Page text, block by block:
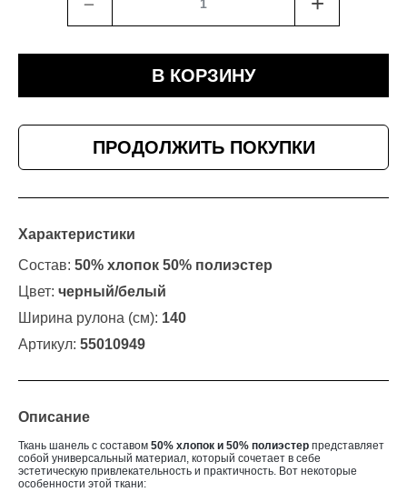
В КОРЗИНУ
ПРОДОЛЖИТЬ ПОКУПКИ
Характеристики
Состав: 50% хлопок 50% полиэстер
Цвет: черный/белый
Ширина рулона (см): 140
Артикул: 55010949
Описание
Ткань шанель с составом 50% хлопок и 50% полиэстер представляет
собой универсальный материал, который сочетает в себе
эстетическую привлекательность и практичность. Вот некоторые
особенности этой ткани: